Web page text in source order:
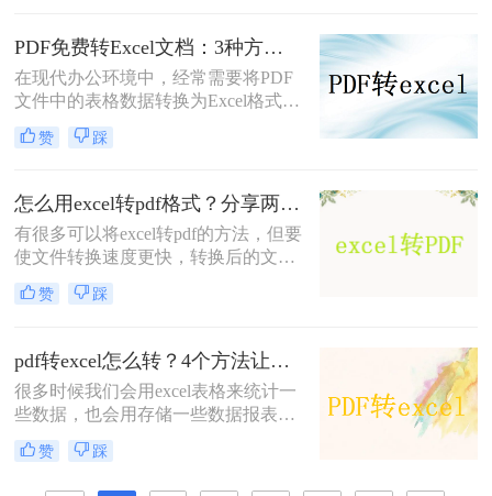
用。下面是我平时使用过程中用的三
种方法，现在介绍给大家，希望对大
家有所帮助。
PDF免费转Excel文档：3种方法的文件大小限制和表格识别效果！
在现代办公环境中，经常需要将PDF
文件中的表格数据转换为Excel格式以
便进行更深入的数据分析和编辑。对
于那些希望节省成本的用户来说，找
方案至关重要。那么pdf如何转换成
excel文档免费呢？本文将介绍三种可
以免费使用的PDF转Excel的方法。
赞 踩
怎么用excel转pdf格式？分享两个超级简单的方法
有很多可以将excel转pdf的方法，但要
使文件转换速度更快，转换后的文件
就越有效，就需要正确地转换。你知
道怎么用excel转pdf格式吗？很多人觉
我们可以使用工具，借助转转大师
PDF转换工具就可以很轻松的完成，
下面来给大家介绍一下。
赞 踩
pdf转excel怎么转？4个方法让你不用一个个窗格输入！
很多时候我们会用excel表格来统计一
些数据，也会用存储一些数据报表，
在制作的时候需要非常认真，当我们
要参考某个资料数据，但是资料是pdf
赞 踩